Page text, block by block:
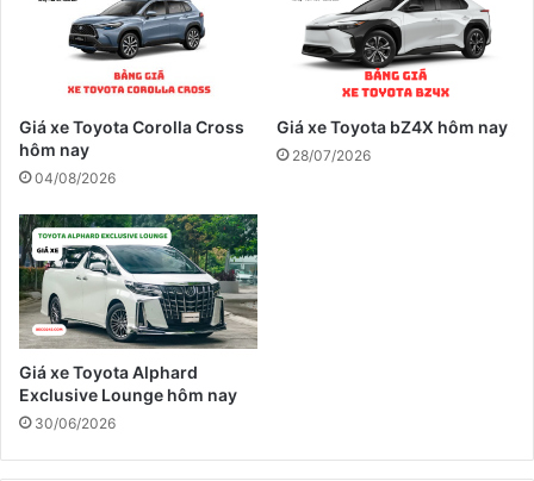
Giá xe Toyota Corolla Cross
hôm nay
04/08/2026
Giá xe Toyota bZ4X hôm nay
28/07/2026
Giá xe Toyota Alphard
Exclusive Lounge hôm nay
30/06/2026